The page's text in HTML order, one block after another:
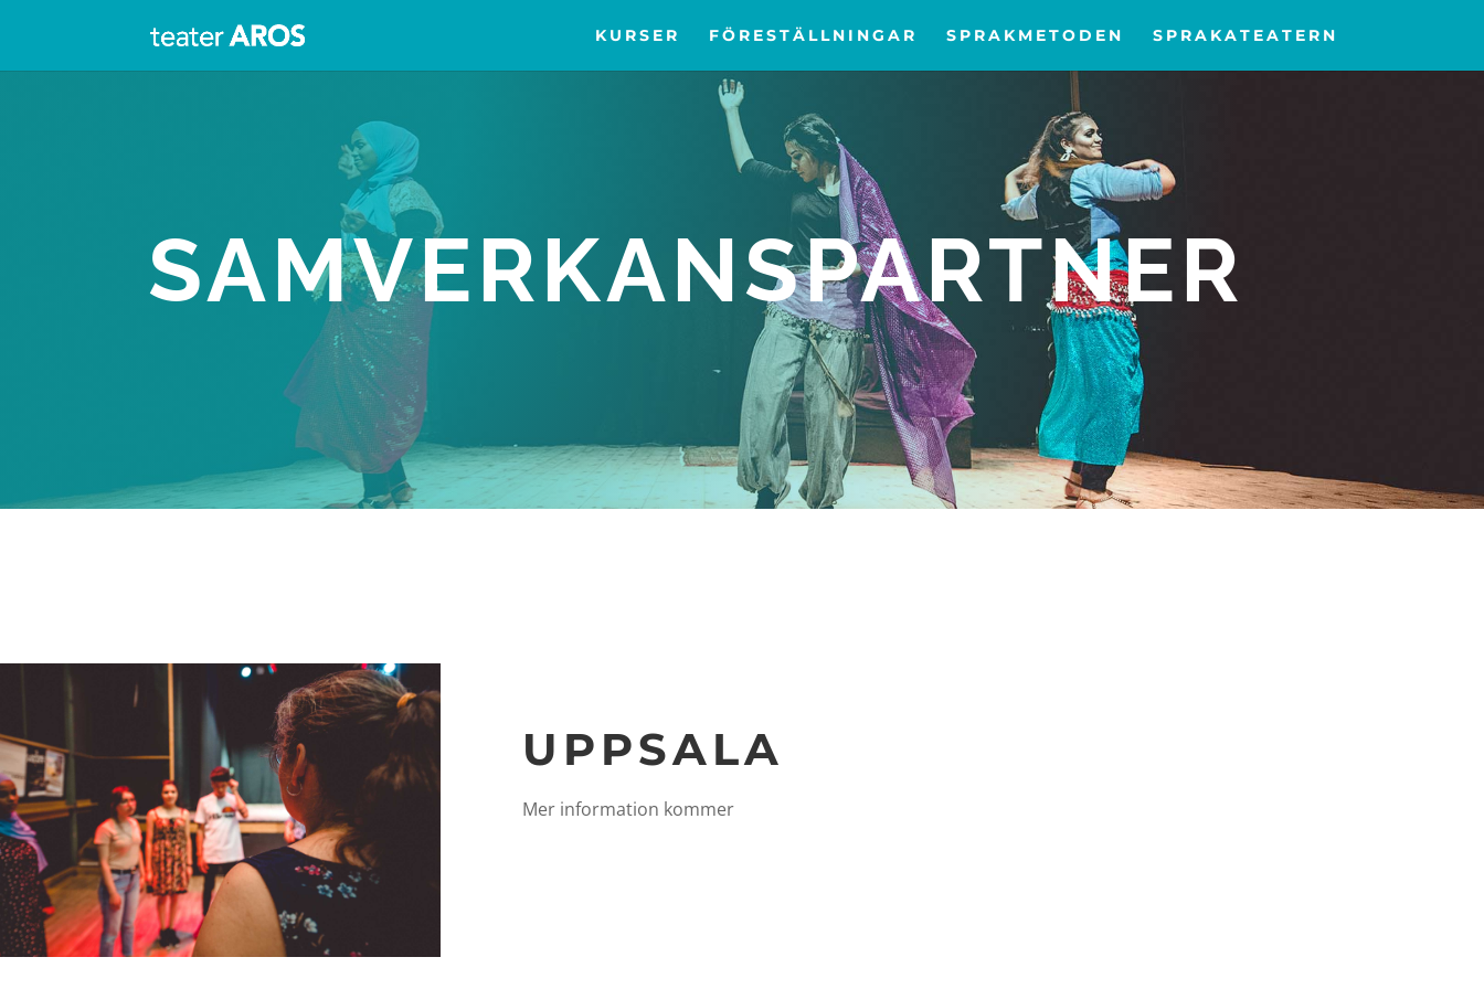
KURSER FÖRESTÄLLNINGAR SPRAKMETODEN SPRAKATEATERN
SAMVERKANSPARTNER
UPPSALA
Mer information kommer